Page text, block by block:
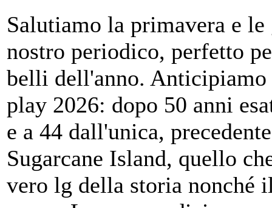
Salutiamo la primavera e
nostro periodico, perfetto
belli dell'anno. Anticipiamo
play 2026: dopo 50 anni
e a 44 dall'unica,
Sugarcane Island, quello
vero lg della storia nonché